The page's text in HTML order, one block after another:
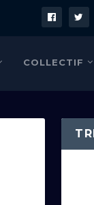
COLLECTIF